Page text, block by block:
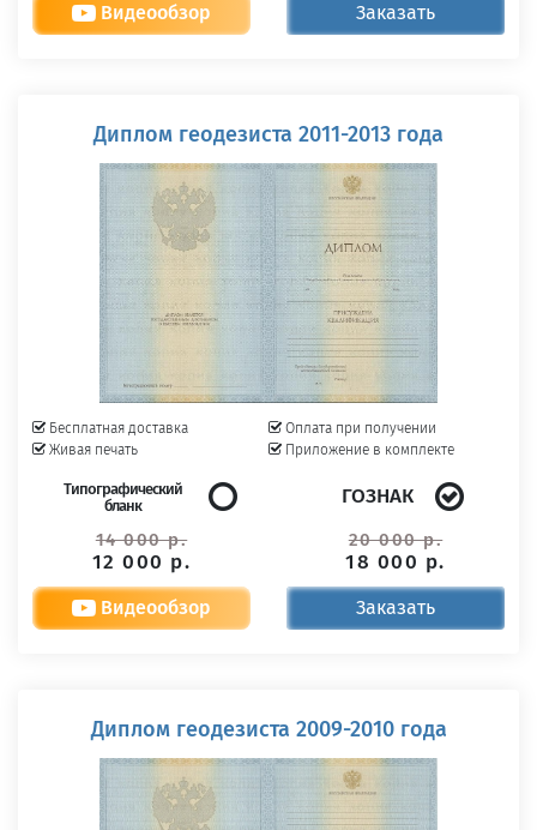
Видеообзор Заказать
Диплом геодезиста 2011-2013 года
Бесплатная доставка
Живая печать
Оплата при получении
Приложение в комплекте
Типографический
бланк
14 000 р.
12 000 р.
ГОЗНАК
20 000 р.
18 000 р.
Видеообзор Заказать
Диплом геодезиста 2009-2010 года